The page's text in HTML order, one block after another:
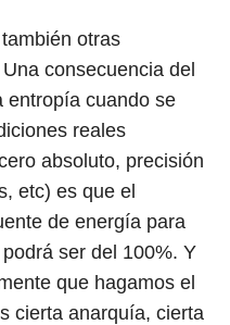
otras
consecuencia del
entropía cuando se
reales
absoluto, precisión
etc) es que el
de energía para
ser del 100%. Y
que hagamos el
cierta anarquía, cierta